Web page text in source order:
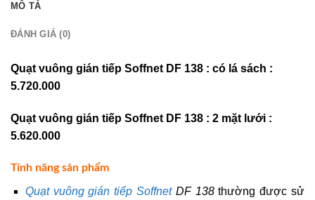
MÔ TẢ
ĐÁNH GIÁ (0)
Quạt vuông gián tiếp Soffnet DF 138 : có lá sách :
5.720.000
Quạt vuông gián tiếp Soffnet DF 138 : 2 mặt lưới :
5.620.000
Tính năng sản phẩm
Quạt vuông gián tiếp SoffnetDF 138thường được sử